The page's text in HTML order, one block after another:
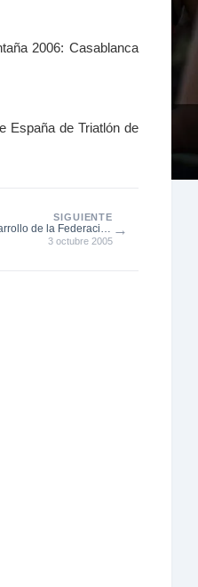
2006: Casablanca
España de Triatlón de
SIGUIENTE
de la Federación
Española de Tria...
3 octubre 2005
→